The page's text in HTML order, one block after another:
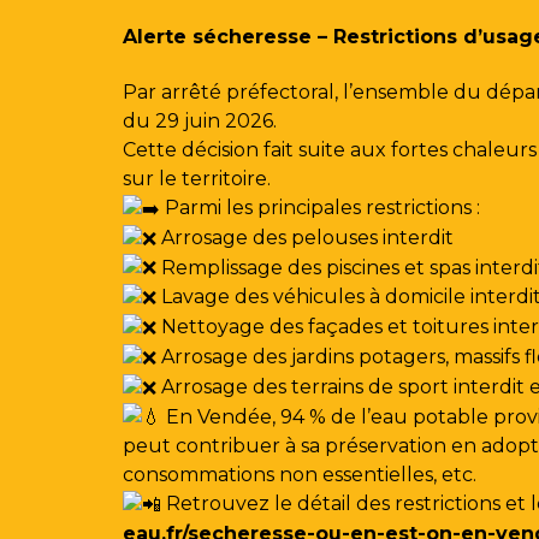
Alerte sécheresse – Restrictions
Par arrêté préfectoral, l’ensemble du
du 29 juin 2026.
Cette décision fait suite aux fortes
sur le territoire.
Parmi les principales restrictions :
Arrosage des pelouses interdit
Remplissage des piscines et spas
Lavage des véhicules à domicile interdit
Nettoyage des façades et toitures
Arrosage des jardins potagers,
Arrosage des terrains de sport interdit
En Vendée, 94 % de l’eau potable
peut contribuer à sa préservation en
consommations non essentielles, etc.
Retrouvez le détail des restrictions et
eau.fr/secheresse-ou-en-est-on-en-